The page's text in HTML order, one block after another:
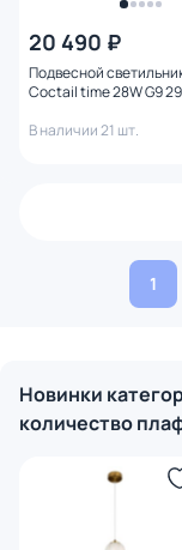
20 490 ₽
Подвесной
Coctail time 28W G9
В наличии 21 шт.
1
Новинки
количество